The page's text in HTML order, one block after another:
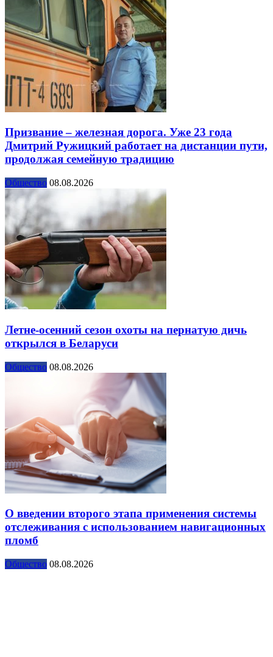
Призвание – железная дорога. Уже 23 года
Дмитрий Ружицкий работает на дистанции пути,
продолжая семейную традицию
Общество 08.08.2026
Летне-осенний сезон охоты на пернатую дичь
открылся в Беларуси
Общество 08.08.2026
О введении второго этапа применения системы
отслеживания с использованием навигационных
пломб
Общество 08.08.2026